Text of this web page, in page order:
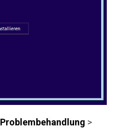
Problembehandlung >